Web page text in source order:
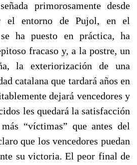
primorosamente desde
el entorno de Pujol, en el
ha puesto en práctica, ha
fracaso y, a la postre, un
la exteriorización de una
catalana que tardará años en
dejará vencedores y
les quedará la satisfacción
“víctimas” que antes del
que los vencedores puedan
su victoria. El peor final de